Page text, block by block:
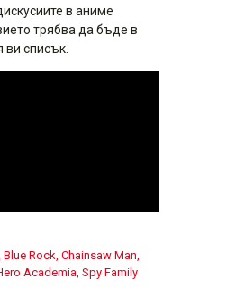
в аниме
трябва да бъде в
списък.
Blue Rock Chainsaw Man
Academia Spy Family